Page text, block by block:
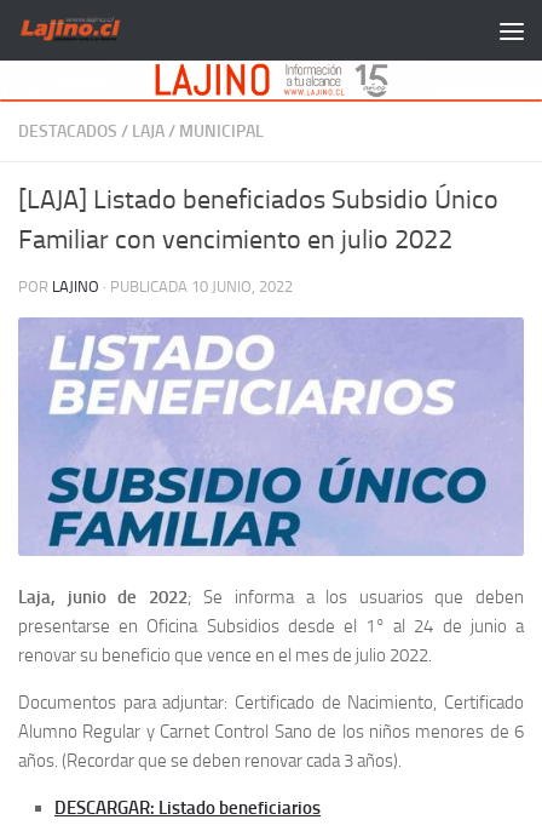
Saltar al contenido
DESTACADOS / LAJA/ MUNICIPAL
[LAJA] Listado beneficiados Subsidio Único
Familiar con vencimiento en julio 2022
POR LAJINO · PUBLICADA 10 JUNIO, 2022
Laja, junio de 2022; Se informa a los usuarios que deben
presentarse en Oficina Subsidios desde el 1° al 24 de junio a
renovar su beneficio que vence en el mes de julio 2022.
Documentos para adjuntar: Certificado de Nacimiento, Certificado
Alumno Regular y Carnet Control Sano de los niños menores de 6
años. (Recordar que se deben renovar cada 3 años).
DESCARGAR: Listado beneficiarios